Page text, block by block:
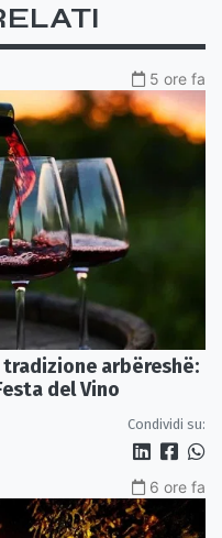
5 ore fa
arbëreshë:
del Vino
Condividi su:
6 ore fa